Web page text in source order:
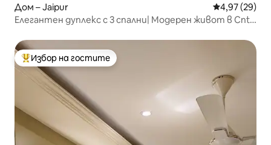
Дом – Jaipur Средна
4,97 (29)
Елегантен дуплекс с 3 спални| Модерен живот в Cntrl
Най-популярен избор на гостите
Избор на гостите